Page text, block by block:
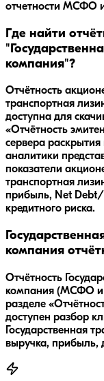
отчетности МСФО
Где найти
компания"?
Отчётность
транспортная
доступна для
«Отчётность
сервера
аналитики
показатели
транспортная
прибыль, Net Debt/
кредитного риска.
компания
Отчётность
компания (МСФО и
разделе
доступен разбор
Государственная
выручка, прибыль,